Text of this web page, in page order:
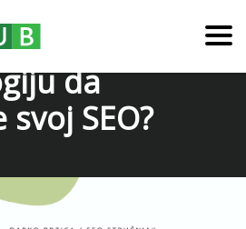
da koristite
da
SEO?